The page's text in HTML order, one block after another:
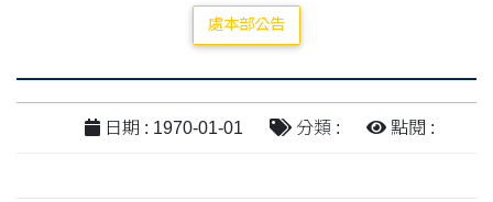
處本部公告
日期 : 1970-01-01 分類 : 點閱 :